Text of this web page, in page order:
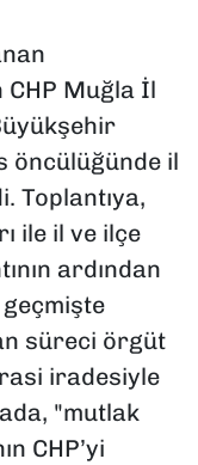
CHP Muğla İl
öncülüğünde il
Toplantıya,
ile il ve ilçe
ardından
geçmişte
süreci örgüt
iradesiyle
"mutlak
CHP’yi